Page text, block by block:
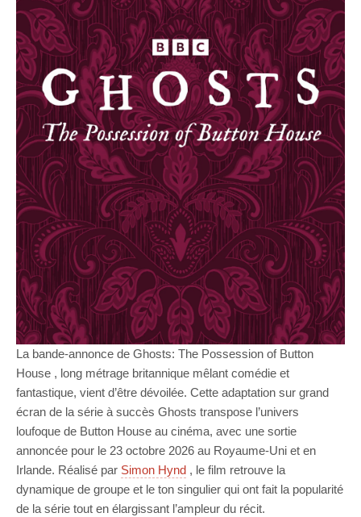
La bande-annonce de Ghosts: The Possession of Button
House , long métrage britannique mêlant comédie et
fantastique, vient d’être dévoilée. Cette adaptation sur grand
écran de la série à succès Ghosts transpose l’univers
loufoque de Button House au cinéma, avec une sortie
annoncée pour le 23 octobre 2026 au Royaume-Uni et en
Irlande. Réalisé par Simon Hynd , le film retrouve la
dynamique de groupe et le ton singulier qui ont fait la popularité
de la série tout en élargissant l’ampleur du récit.